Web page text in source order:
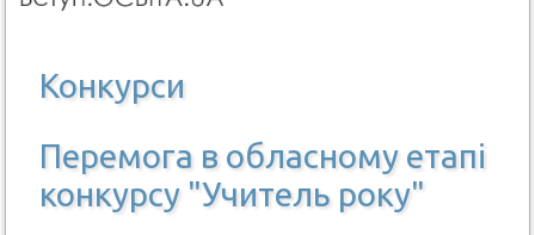
Конкурси
Перемога в обласному етапі
конкурсу "Учитель року"